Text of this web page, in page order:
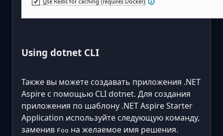
Using dotnet CLI
Также вы можете создавать приложения .NET
Aspire с помощью CLI dotnet. Для создания
приложения по шаблону .NET Aspire Starter
Application используйте следующую команду,
заменив Foo на желаемое имя решения.